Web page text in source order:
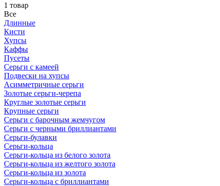
1 товар
Все
Длинные
Кисти
Хупсы
Каффы
Пусеты
Серьги с камеей
Подвески на хупсы
Асимметричные серьги
Золотые серьги-черепа
Круглые золотые серьги
Крупные серьги
Серьги с барочным жемчугом
Серьги с черными бриллиантами
Серьги-булавки
Серьги-кольца
Серьги-кольца из белого золота
Серьги-кольца из желтого золота
Серьги-кольца из золота
Серьги-кольца с бриллиантами